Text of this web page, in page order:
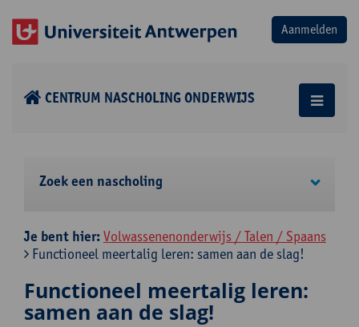
CENTRUM NASCHOLING ONDERWIJS
Zoek een nascholing
Je bent hier:Volwassenenonderwijs / Talen / Spaans
Functioneel meertalig leren: samen aan de slag!
Functioneel meertalig leren:
samen aan de slag!